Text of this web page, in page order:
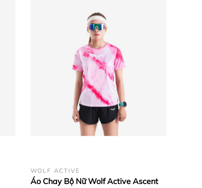
WOLF ACTIVE
Áo Chay Bộ Nữ Wolf Active Ascent